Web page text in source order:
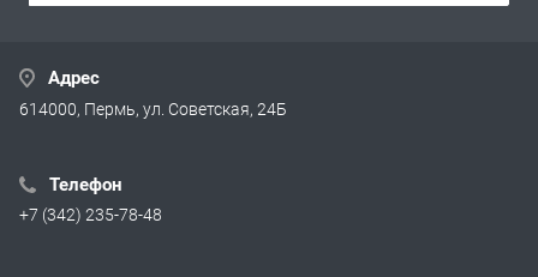
Адрес
614000, Пермь, ул. Советская, 24Б
Телефон
+7 (342) 235-78-48